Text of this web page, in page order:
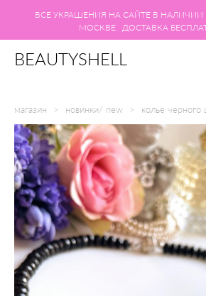
ВСЕ УКРАШЕНИЯ НА САЙТЕ В НАЛИЧИИ
МОСКВЕ. ДОСТАВКА
BEAUTYSHELL
магазин > новинки/ new > колье черного